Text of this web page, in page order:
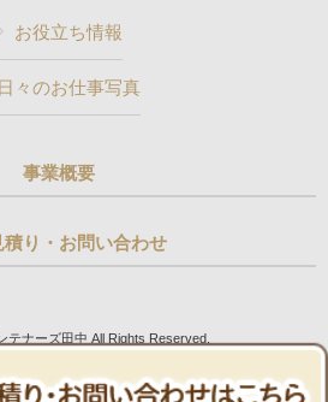
お役立ち情報
日々のお仕事写真
事業概要
積り・お問い合わせ
テナーズ田中 All Rights Reserved.